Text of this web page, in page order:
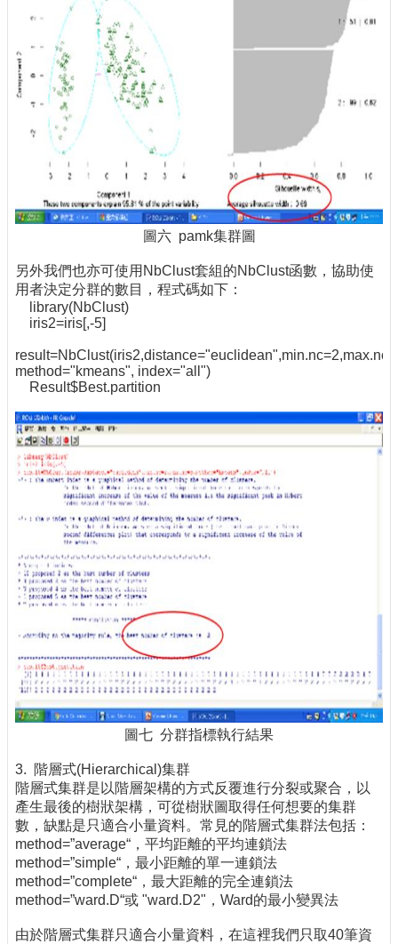
圖六 pamk集群圖
另外我們也亦可使用NbClust套組的NbClust函數，協助使
用者決定分群的數目，程式碼如下：
library(NbClust)
iris2=iris[,-5]
method="kmeans", index="all")
Result$Best.partition
圖七 分群指標執行結果
3. 階層式(Hierarchical)集群
階層式集群是以階層架構的方式反覆進行分裂或聚合，以
產生最後的樹狀架構，可從樹狀圖取得任何想要的集群
數，缺點是只適合小量資料。常見的階層式集群法包括：
method=”average“，平均距離的平均連鎖法
method=”simple“，最小距離的單一連鎖法
method=”complete“，最大距離的完全連鎖法
method=”ward.D“或 "ward.D2"，Ward的最小變異法
由於階層式集群只適合小量資料，在這裡我們只取40筆資